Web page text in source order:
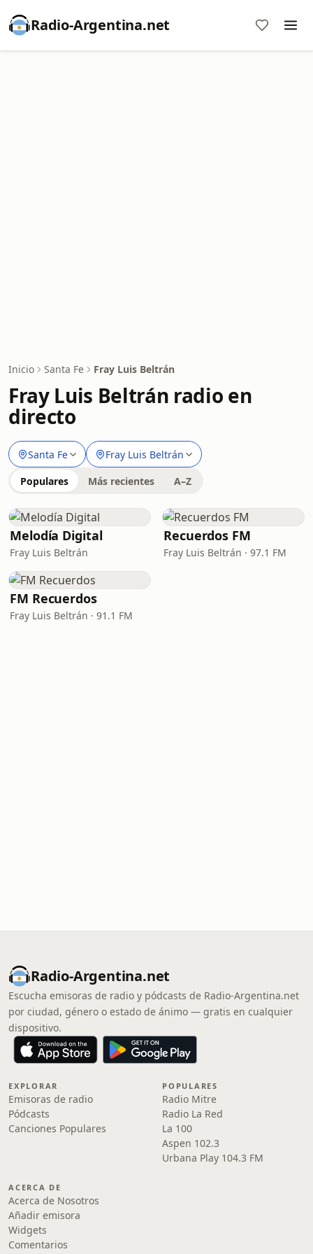
Radio-Argentina.net
Inicio Santa Fe Fray Luis Beltrán
Fray Luis Beltrán radio en
directo
Santa Fe Fray Luis Beltrán
Populares Más recientes A–Z
Melodía Digital
Fray Luis Beltrán
Recuerdos FM
Fray Luis Beltrán · 97.1 FM
FM Recuerdos
Fray Luis Beltrán · 91.1 FM
Radio-Argentina.net
Escucha emisoras de radio y pódcasts de Radio-Argentina.net
por ciudad, género o estado de ánimo — gratis en cualquier
dispositivo.
EXPLORAR
Emisoras de radio
Pódcasts
Canciones Populares
POPULARES
Radio Mitre
Radio La Red
La 100
Aspen 102.3
Urbana Play 104.3 FM
ACERCA DE
Acerca de Nosotros
Añadir emisora
Widgets
Comentarios